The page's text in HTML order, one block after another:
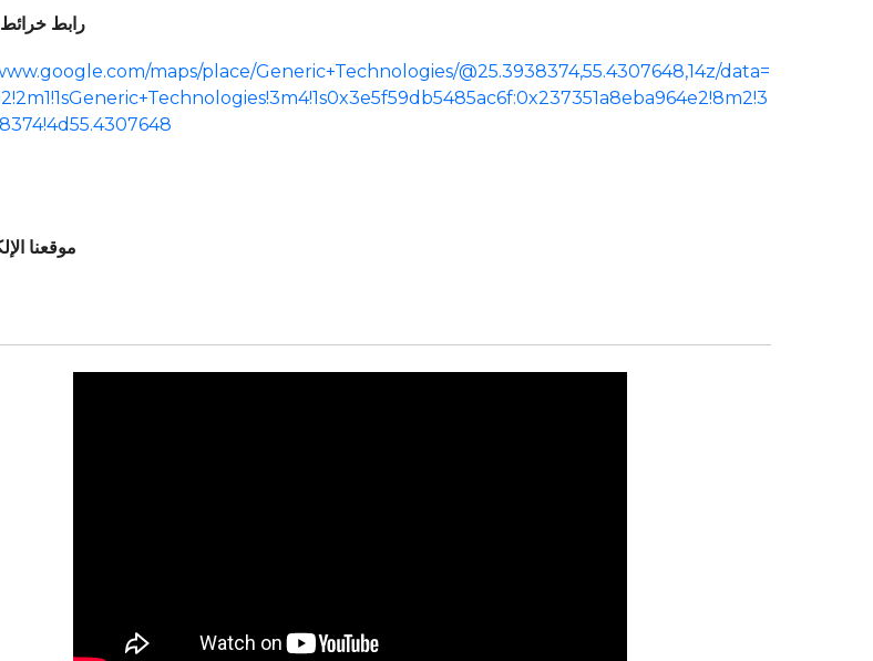
📍 رابط
maps/place/Generic+Technologies/@25.3938374,55.4307648,14z/data=
📱 موقعنا